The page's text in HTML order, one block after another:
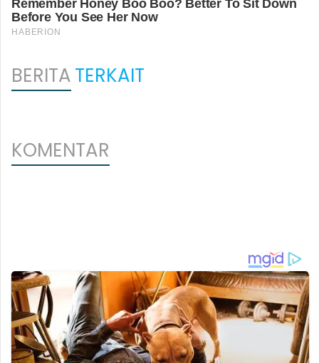
BERITATERKAIT
KOMENTAR